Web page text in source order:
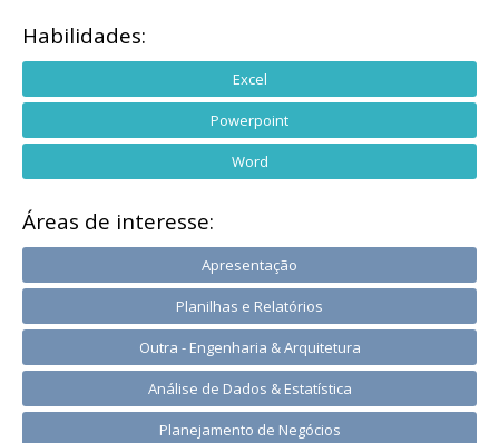
Habilidades:
Excel
Powerpoint
Word
Áreas de interesse:
Apresentação
Planilhas e Relatórios
Outra - Engenharia & Arquitetura
Análise de Dados & Estatística
Planejamento de Negócios